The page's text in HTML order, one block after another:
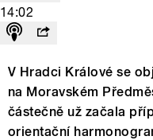
14:02
V Hradci Králové se
na Moravském
částečně už začala
orientační